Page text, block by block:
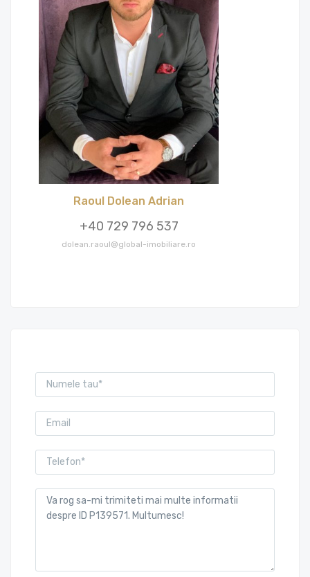
Raoul Dolean Adrian
+40 729 796 537
dolean.raoul@global-imobiliare.ro